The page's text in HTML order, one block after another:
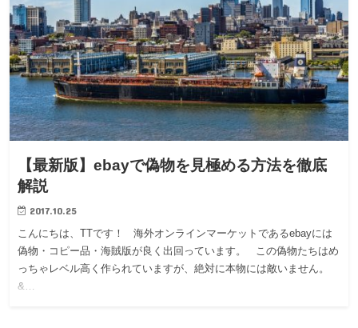
【最新版】ebayで偽物を見極める方法を徹底
解説
2017.10.25
こんにちは、TTです！ 海外オンラインマーケットであるebayには
偽物・コピー品・海賊版が良く出回っています。 この偽物たちはめ
っちゃレベル高く作られていますが、絶対に本物には敵いません。
&…